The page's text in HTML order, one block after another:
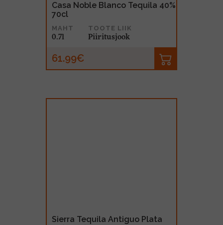
Casa Noble Blanco Tequila 40%
70cl
MAHT
0.7l
TOOTE LIIK
Piiritusjook
61.99€
Sierra Tequila Antiguo Plata